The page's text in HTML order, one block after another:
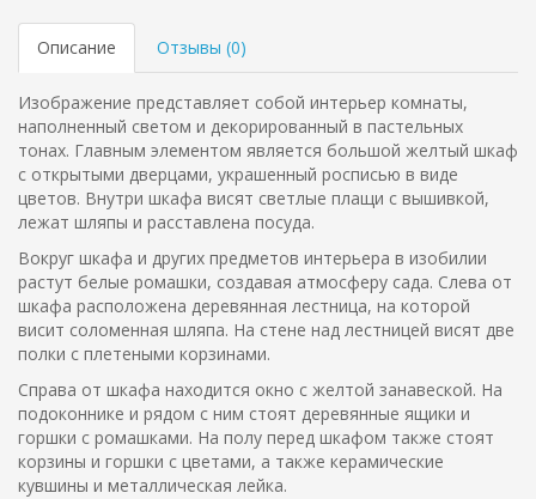
Описание Отзывы (0)
Изображение представляет собой интерьер комнаты,
наполненный светом и декорированный в пастельных
тонах. Главным элементом является большой желтый шкаф
с открытыми дверцами, украшенный росписью в виде
цветов. Внутри шкафа висят светлые плащи с вышивкой,
лежат шляпы и расставлена посуда.
Вокруг шкафа и других предметов интерьера в изобилии
растут белые ромашки, создавая атмосферу сада. Слева от
шкафа расположена деревянная лестница, на которой
висит соломенная шляпа. На стене над лестницей висят две
полки с плетеными корзинами.
Справа от шкафа находится окно с желтой занавеской. На
подоконнике и рядом с ним стоят деревянные ящики и
горшки с ромашками. На полу перед шкафом также стоят
корзины и горшки с цветами, а также керамические
кувшины и металлическая лейка.